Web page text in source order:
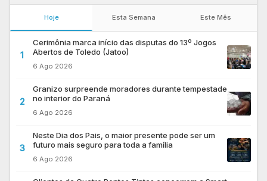
Hoje Esta Semana Este Mês
1
Cerimônia marca início das disputas do 13º Jogos
Abertos de Toledo (Jatoo)
6 Ago 2026
2
Granizo surpreende moradores durante tempestade
no interior do Paraná
6 Ago 2026
3
Neste Dia dos Pais, o maior presente pode ser um
futuro mais seguro para toda a família
6 Ago 2026